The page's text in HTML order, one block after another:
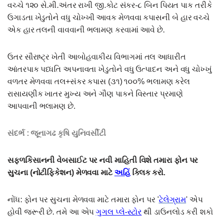
વચ્ચે ૧૨૦ સે.મી.અંતર રાખી જી.કોટ સંકર-૮ બિન પિયત પાક તરીકે
ઉગાડતા ખેડુતોને વધુ ચોખ્ખી આવક મેળવવા કપાસની બે હાર વચ્ચે
એક હાર તલની વાવવાની ભલામણ કરવામાં આવે છે.
ઉતર સૌરાષ્ટ્ર ખેતી આબોહવાકીય વિભાગમાં તલ આધારીત
આંતરપાક પધ્ધતિ અપનાવતા ખેડુતોને વધુ ઉત્પાદન અને વધુ ચોખ્ખું
વળતર મેળવવા તલ+સંકર કપાસ (૩૧) ૧૦૦% ભલામણ કરેલ
રાસાયણીક ખાતર મુખ્ય અને ગૌણ પાકને વિસ્તાર પ્રમાણે
આપવાની ભલામણ છે.
સંદર્ભ : જૂનાગઢ કૃષિ યુનિવર્સીટી
સફ્ળકિસાનની વેબસાઈટ પર નવી માહિતી વિશે તમારા ફોન પર
સુચના (નોટીફિકેશન) મેળવવા માટેઅહિંક્લિક કરો.
નોંધ: ફોન પર સુચના મેળવવા માટે તમારા ફોન પર 'ટેલેગ્રામ' એપ
હોવી જરૂરી છે. તમે આ એપગુગલ પ્લે-સ્ટોર થી ડાઉનલોડ કરી શકો